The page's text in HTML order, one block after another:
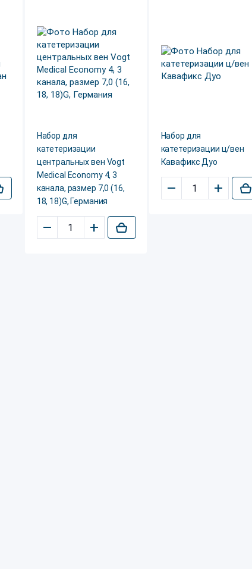
Набор для
катетеризации
центральных вен Vogt
Medical Еconomy 4, 3
канала, размер 7,0 (16,
18, 18)G, Германия
– +
Набор для
катетеризации ц/вен
Кавафикс Дуо
– +